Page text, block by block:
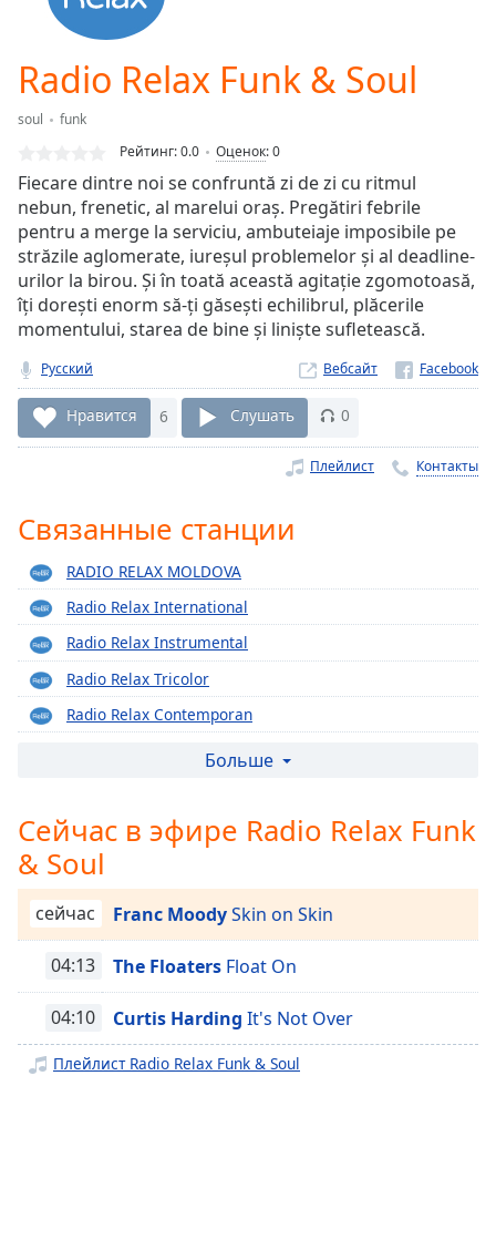
Current
Loaded:
Stream
TypeLIVE
Seek to
currently
behind
liveLIVE
Remaining
Time-
Playback
Chapters
Descriptions
descriptions
off,
selected
Subtitles
subtitles
settings
dialog
subtitles
off,
selected
Picture-
in-
Radio Relax Funk & Soul
soul
funk
Рейтинг:0.0 Оценок:0
Fiecare dintre noi se confruntă zi de zi cu ritmul
nebun, frenetic, al marelui oraș. Pregătiri febrile
pentru a merge la serviciu, ambuteiaje imposibile pe
străzile aglomerate, iureșul problemelor și al deadline-
urilor la birou. Și în toată această agitație zgomotoasă,
îți dorești enorm să-ți găsești echilibrul, plăcerile
momentului, starea de bine și liniște sufletească.
Русский Вебсайт
Нравится 6 Слушать 0
Плейлист Контакты
Связанные станции
RADIO RELAX MOLDOVA
Radio Relax International
Radio Relax Instrumental
Radio Relax Tricolor
Radio Relax Contemporan
Radio Relax Librarius
Radio Relax Jazz&Blues
Radio Relax Summer Cocktail
Radio Relax Vintage
Radio Relax Lo-Fi
Radio Relax Aurum
Больше
Сейчас в эфире Radio Relax Funk
& Soul
сейчас Franc MoodySkin on Skin
04:13 The Floaters Float On
04:10 Curtis Harding It's Not Over
Плейлист Radio Relax Funk & Soul